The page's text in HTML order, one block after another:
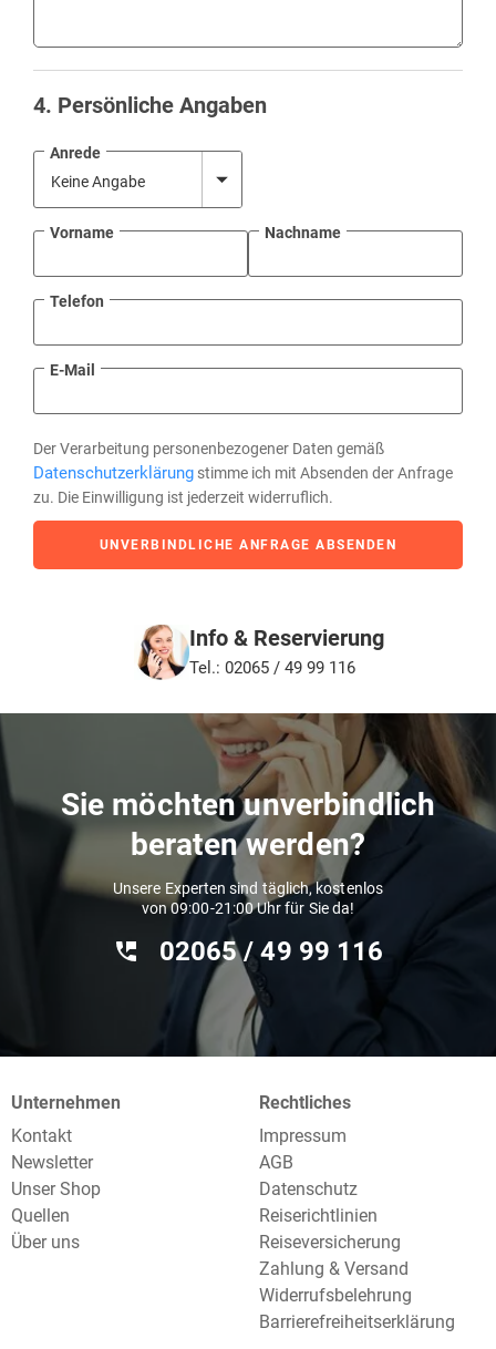
4. Persönliche Angaben
Anrede
Vorname Nachname
Telefon
E-Mail
Der Verarbeitung personenbezogener Daten gemäß
Datenschutzerklärung stimme ich mit Absenden der Anfrage
zu. Die Einwilligung ist jederzeit widerruflich.
UNVERBINDLICHE ANFRAGE ABSENDEN
Info & Reservierung
Tel.: 02065 / 49 99 116
Sie möchten unverbindlich
beraten werden?
Unsere Experten sind täglich, kostenlos
von 09:00-21:00 Uhr für Sie da!
02065 / 49 ‌99 116
Unternehmen
Kontakt
Newsletter
Unser Shop
Quellen
Über uns
Rechtliches
Impressum
AGB
Datenschutz
Reiserichtlinien
Reiseversicherung
Zahlung & Versand
Widerrufsbelehrung
Barrierefreiheitserklärung